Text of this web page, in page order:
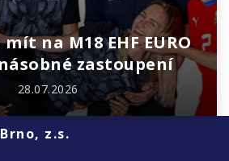
na M18 EHF EURO
zastoupení
28.07.2026
z.s.